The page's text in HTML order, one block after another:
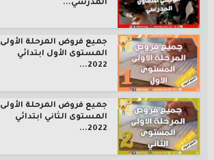
المدرسي...
جميع فروض المرحلة الأولى
المستوى الأول ابتدائي
2022...
جميع فروض المرحلة الأولى
المستوى الثاني ابتدائي
2022...